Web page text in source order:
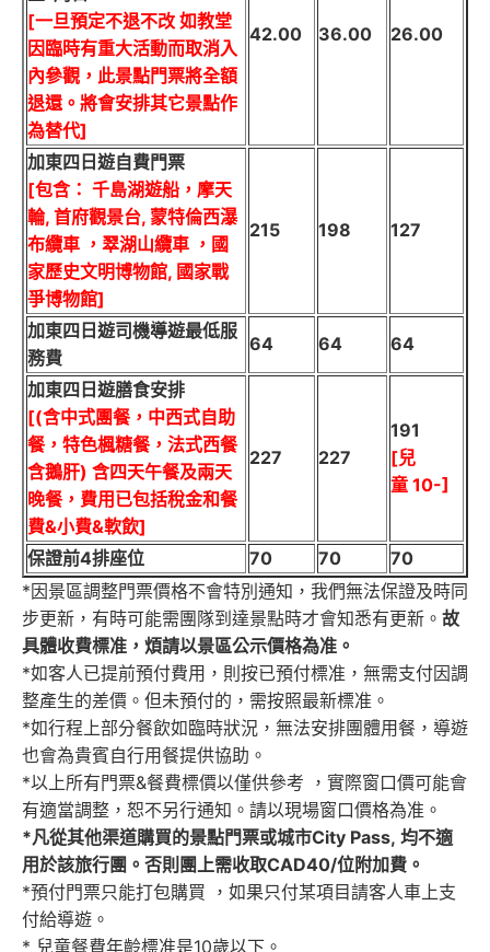
[一旦預定不退不改 如教堂
因臨時有重大活動而取消入
內參觀，此景點門票將全額
退還。將會安排其它景點作
為替代]
42.00 36.00 26.00
加東四日遊自費門票
[包含： 千島湖遊船，摩天
輪, 首府觀景台, 蒙特倫西瀑
布纜車 ，翠湖山纜車 ，國
家歷史文明博物館, 國家戰
爭博物館]
215 198 127
加東四日遊司機導遊最低服
務費
64 64 64
加東四日遊膳食安排
[(含中式團餐，中西式自助
餐，特色楓糖餐，法式西餐
含鵝肝) 含四天午餐及兩天
晚餐，費用已包括稅金和餐
費&小費&軟飲]
227 227
191
[兒
童 10-]
保證前4排座位 70 70
70
*因景區調整門票價格不會特別通知，我們無法保證及時同
步更新，有時可能需團隊到達景點時才會知悉有更新。 故
具體收費標准，煩請以景區公示價格為准。
*如客人已提前預付費用，則按已預付標准，無需支付因調
整產生的差價。但未預付的，需按照最新標准。
*如行程上部分餐飲如臨時狀況，無法安排團體用餐，導遊
也會為貴賓自行用餐提供協助。
*以上所有門票&餐費標價以僅供參考 ，實際窗口價可能會
有適當調整，恕不另行通知。請以現場窗口價格為准。
*凡從其他渠道購買的景點門票或城市City Pass, 均不適
用於該旅行團 。否則團上需收取CAD40/位附加費。
*預付門票只能打包購買 ，如果只付某項目請客人車上支
付給導遊。
* 兒童餐費年齡標准是10歲以下。